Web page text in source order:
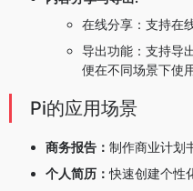
在线分享：支持在
导出功能：支持导
便在不同场景下使用
Pi的应用场景
商务报告： 制作商业计划
个人简历：快速创建个性